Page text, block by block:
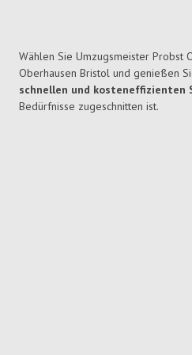
Wählen Sie Umzugsmeister Probst
Oberhausen Bristol und genießen
schnellen und kosteneffizienten
Bedürfnisse zugeschnitten ist.